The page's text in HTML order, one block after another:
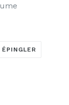
ÉPINGLER